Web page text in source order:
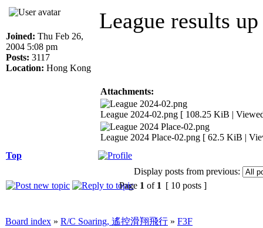
Joined: Thu Feb 26,
2004 5:08 pm
Posts: 3117
Location: Hong Kong
League results
Attachments:
League 2024-02.png [ 108.25 KiB |
League 2024 Place-02.png [ 62.5 KiB |
Top
Display posts from previous:
Page 1 of 1 [ 10 posts ]
Board index » R/C Soaring, 遙控滑翔飛行 » F3F